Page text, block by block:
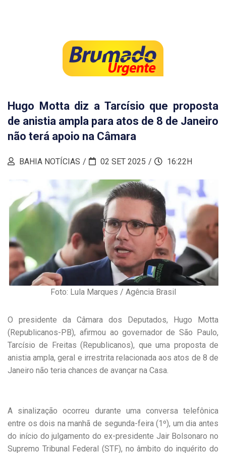
Hugo Motta diz a Tarcísio que proposta
de anistia ampla para atos de 8 de Janeiro
não terá apoio na Câmara
BAHIA NOTÍCIAS 02 SET 2025 16:22H
Foto: Lula Marques / Agência Brasil
O presidente da Câmara dos Deputados, Hugo Motta
(Republicanos-PB), afirmou ao governador de São Paulo,
Tarcísio de Freitas (Republicanos), que uma proposta de
anistia ampla, geral e irrestrita relacionada aos atos de 8 de
Janeiro não teria chances de avançar na Casa.
A sinalização ocorreu durante uma conversa telefônica
entre os dois na manhã de segunda-feira (1º), um dia antes
do início do julgamento do ex-presidente Jair Bolsonaro no
Supremo Tribunal Federal (STF), no âmbito do inquérito do